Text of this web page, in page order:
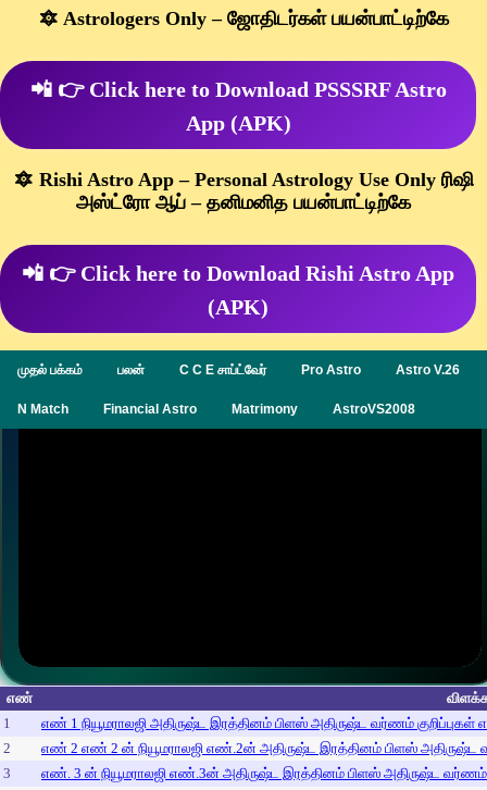
🔯 Astrologers Only – ஜோதிடர்கள் பயன்பாட்டிற்கே
📲 👉 Click here to Download PSSSRF Astro
App (APK)
🔯 Rishi Astro App – Personal Astrology Use Only ரிஷி
அஸ்ட்ரோ ஆப் – தனிமனித பயன்பாட்டிற்கே
📲 👉 Click here to Download Rishi Astro App
(APK)
முதல் பக்கம் பலன் C C E சாப்ட்வேர் Pro Astro Astro V.26
N Match Financial Astro Matrimony AstroVS2008
எண்
1
எண் 1 நியூமராலஜி அதிருஷ்ட இரத்தினம் பிளஸ் அதிருஷ்ட வர்ணம்
2
எண் 2 எண் 2 ன் நியூமராலஜி எண்.2ன் அதிருஷ்ட இரத்தினம் பிளஸ் அதிருஷ்ட
3
எண். 3 ன் நியூமராலஜி எண்.3ன் அதிருஷ்ட இரத்தினம் பிளஸ் அதிருஷ்ட வர்ணம்